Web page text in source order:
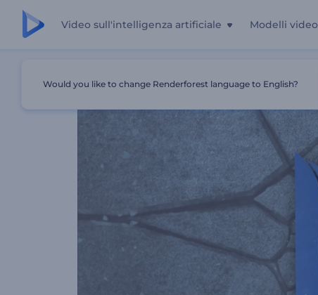
Video sull'intelligenza artificiale Modelli video
Would you like to change Renderforest language to English?